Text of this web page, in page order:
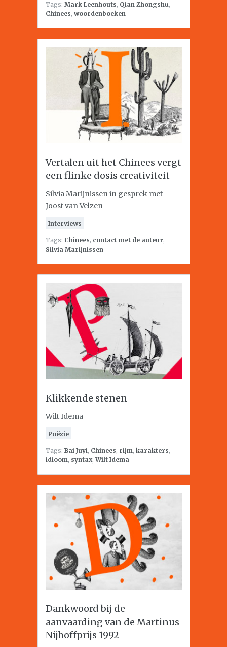
Tags: Mark Leenhouts, Qian Zhongshu,
Chinees, woordenboeken
Vertalen uit het Chinees vergt
een flinke dosis creativiteit
Silvia Marijnissen in gesprek met
Joost van Velzen
Interviews
Tags: Chinees, contact met de auteur,
Silvia Marijnissen
Klikkende stenen
Wilt Idema
Poëzie
Tags: Bai Juyi, Chinees, rijm, karakters,
idioom, syntax,Wilt Idema
Dankwoord bij de
aanvaarding van de Martinus
Nijhoffprijs 1992